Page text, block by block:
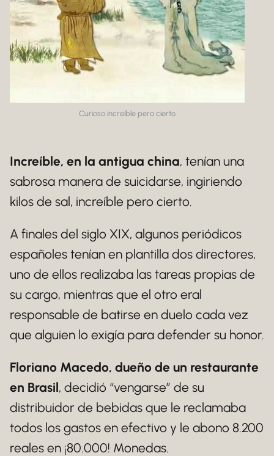
Curioso increíble pero cierto
Increíble, en la antigua china, tenían una
sabrosa manera de suicidarse, ingiriendo
kilos de sal, increíble pero cierto.
A finales del siglo XIX, algunos periódicos
españoles tenían en plantilla dos directores,
uno de ellos realizaba las tareas propias de
su cargo, mientras que el otro eral
responsable de batirse en duelo cada vez
que alguien lo exigía para defender su honor.
Floriano Macedo, dueño de un restaurante
en Brasil, decidió “vengarse” de su
distribuidor de bebidas que le reclamaba
todos los gastos en efectivo y le abono 8.200
reales en ¡80.000! Monedas.